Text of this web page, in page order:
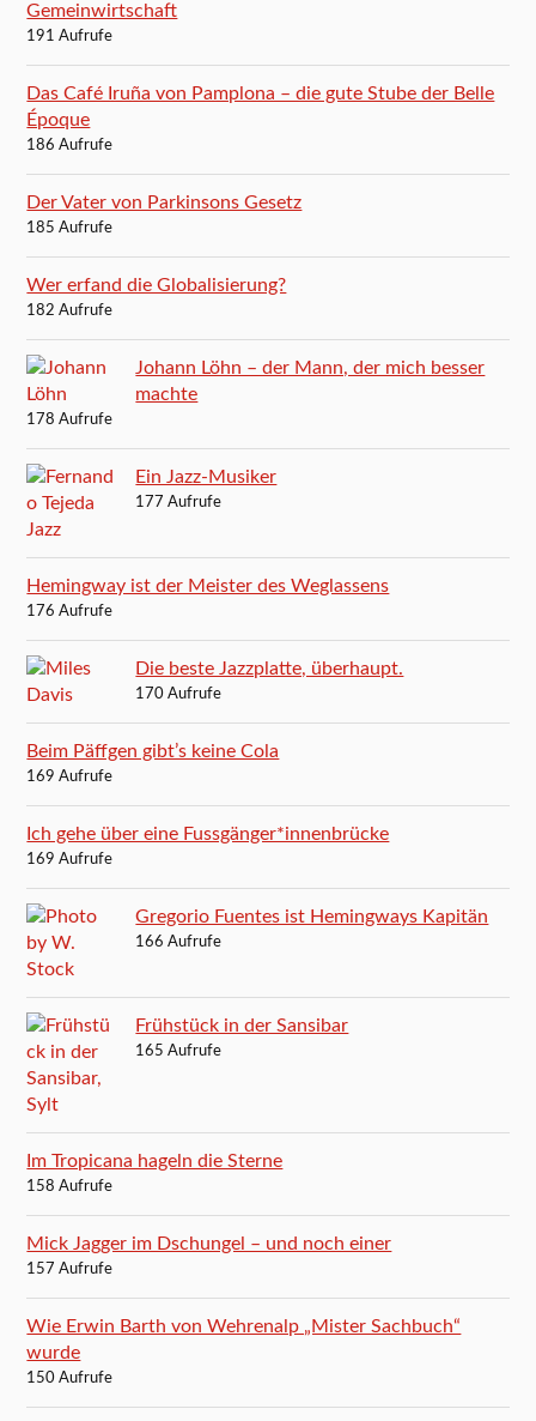
Gemeinwirtschaft
191 Aufrufe
Das Café Iruña von Pamplona – die gute Stube der Belle
Époque
186 Aufrufe
Der Vater von Parkinsons Gesetz
185 Aufrufe
Wer erfand die Globalisierung?
182 Aufrufe
Johann Löhn – der Mann, der mich besser
machte
178 Aufrufe
Ein Jazz-Musiker
177 Aufrufe
Hemingway ist der Meister des Weglassens
176 Aufrufe
Die beste Jazzplatte, überhaupt.
170 Aufrufe
Beim Päffgen gibt’s keine Cola
169 Aufrufe
Ich gehe über eine Fussgänger*innenbrücke
169 Aufrufe
Gregorio Fuentes ist Hemingways Kapitän
166 Aufrufe
Frühstück in der Sansibar
165 Aufrufe
Im Tropicana hageln die Sterne
158 Aufrufe
Mick Jagger im Dschungel – und noch einer
157 Aufrufe
Wie Erwin Barth von Wehrenalp „Mister Sachbuch“
wurde
150 Aufrufe